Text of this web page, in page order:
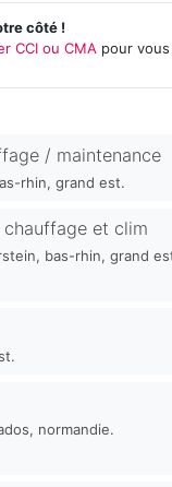
côté !
CCI ou CMA pour
/ maintenance
rhin, grand est.
chauffage et clim
bas-rhin, grand
normandie.